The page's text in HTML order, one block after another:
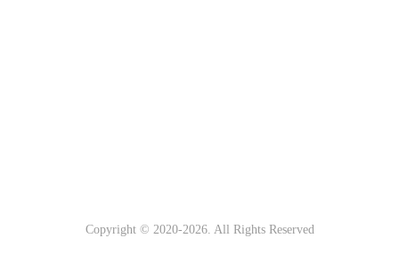
Copyright © 2020-2026. All Rights Reserved